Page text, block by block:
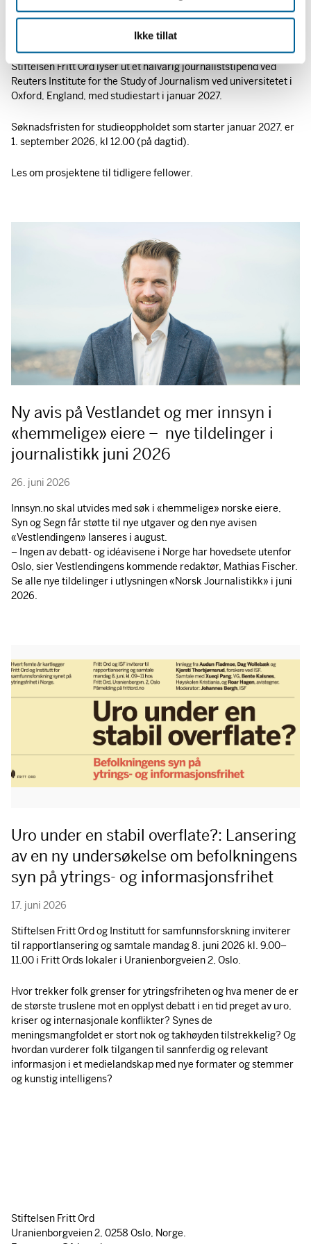
Ikke tillat
2027
Stiftelsen Fritt Ord lyser ut et halvårig journaliststipend ved
Reuters Institute for the Study of Journalism ved universitetet i
Oxford, England, med studiestart i januar 2027.
Søknadsfristen for studieoppholdet som starter januar 2027, er
1. september 2026, kl 12.00 (på dagtid).
Les om prosjektene til tidligere fellower.
Ny avis på Vestlandet og mer innsyn i
«hemmelige» eiere – nye tildelinger i
journalistikk juni 2026
26. juni 2026
Innsyn.no skal utvides med søk i «hemmelige» norske eiere,
Syn og Segn får støtte til nye utgaver og den nye avisen
«Vestlendingen» lanseres i august.
– Ingen av debatt- og idéavisene i Norge har hovedsete utenfor
Oslo, sier Vestlendingens kommende redaktør, Mathias Fischer.
Se alle nye tildelinger i utlysningen «Norsk Journalistikk» i juni
2026.
Uro under en stabil overflate?: Lansering
av en ny undersøkelse om befolkningens
syn på ytrings- og informasjonsfrihet
17. juni 2026
Stiftelsen Fritt Ord og Institutt for samfunnsforskning inviterer
til rapportlansering og samtale mandag 8. juni 2026 kl. 9.00–
11.00 i Fritt Ords lokaler i Uranienborgveien 2, Oslo.
Hvor trekker folk grenser for ytringsfriheten og hva mener de er
de største truslene mot en opplyst debatt i en tid preget av uro,
kriser og internasjonale konflikter? Synes de
meningsmangfoldet er stort nok og takhøyden tilstrekkelig? Og
hvordan vurderer folk tilgangen til sannferdig og relevant
informasjon i et medielandskap med nye formater og stemmer
og kunstig intelligens?
Stiftelsen Fritt Ord
Uranienborgveien 2, 0258 Oslo, Norge.